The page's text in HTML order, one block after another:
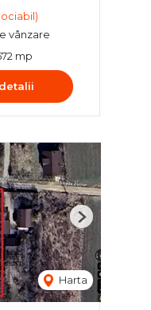
vânzare
mp
Harta
Next